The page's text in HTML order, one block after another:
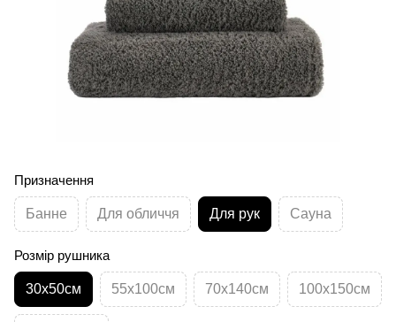
Призначення
Банне Для обличчя Для рук Сауна
Розмір рушника
30х50см 55х100см 70х140см 100х150см